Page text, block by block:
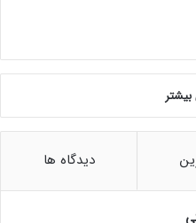
بیشتر
دیدگاه ها